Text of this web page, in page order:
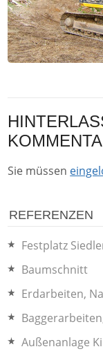
Sie müssen
REFERENZEN
Festplatz
Baumschnitt
Erdarbeiten,
Außenanlage